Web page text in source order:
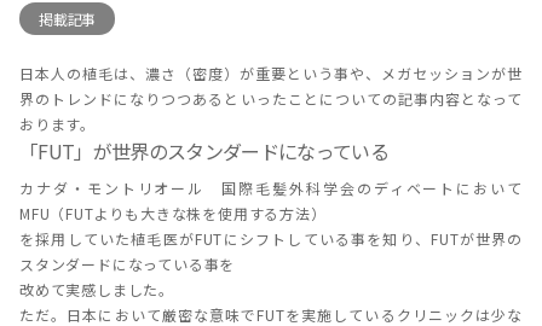
掲載記事
日本人の植毛は、濃さ（密度）が重要という事や、メガセッションが世
界のトレンドになりつつあるといったことについての記事内容となって
おります。
「FUT」が世界のスタンダードになっている
カナダ・モントリオール 国際毛髪外科学会のディベートにおいて
MFU（FUTよりも大きな株を使用する方法）
を採用していた植毛医がFUTにシフトしている事を知り、FUTが世界の
スタンダードになっている事を
改めて実感しました。
ただ。日本において厳密な意味でFUTを実施しているクリニックは少な